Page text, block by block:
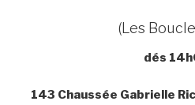
(Les
dés
143 Chaussée Gabrielle